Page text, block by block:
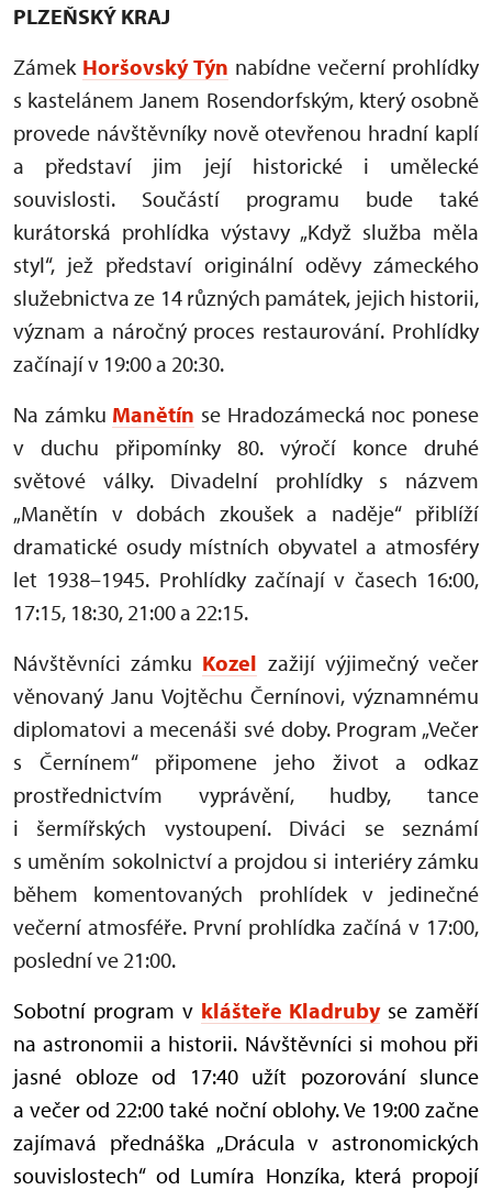
PLZEŇSKÝ KRAJ
Zámek Horšovský Týn nabídne večerní prohlídky
s kastelánem Janem Rosendorfským, který osobně
provede návštěvníky nově otevřenou hradní kaplí
a představí jim její historické i umělecké
souvislosti. Součástí programu bude také
kurátorská prohlídka výstavy „Když služba měla
styl“, jež představí originální oděvy zámeckého
služebnictva ze 14 různých památek, jejich historii,
význam a náročný proces restaurování. Prohlídky
začínají v 19:00 a 20:30.
Na zámku Manětín se Hradozámecká noc ponese
v duchu připomínky 80. výročí konce druhé
světové války. Divadelní prohlídky s názvem
„Manětín v dobách zkoušek a naděje“ přiblíží
dramatické osudy místních obyvatel a atmosféry
let 1938–1945. Prohlídky začínají v časech 16:00,
17:15, 18:30, 21:00 a 22:15.
Návštěvníci zámku Kozel zažijí výjimečný večer
věnovaný Janu Vojtěchu Černínovi, významnému
diplomatovi a mecenáši své doby. Program „Večer
s Černínem“ připomene jeho život a odkaz
prostřednictvím vyprávění, hudby, tance
i šermířských vystoupení. Diváci se seznámí
s uměním sokolnictví a projdou si interiéry zámku
během komentovaných prohlídek v jedinečné
večerní atmosféře. První prohlídka začíná v 17:00,
poslední ve 21:00.
Sobotní program v klášteře Kladrubyse zaměří
na astronomii a historii. Návštěvníci si mohou při
jasné obloze od 17:40 užít pozorování slunce
a večer od 22:00 také noční oblohy. Ve 19:00 začne
zajímavá přednáška „Drácula v astronomických
souvislostech“ od Lumíra Honzíka, která propojí